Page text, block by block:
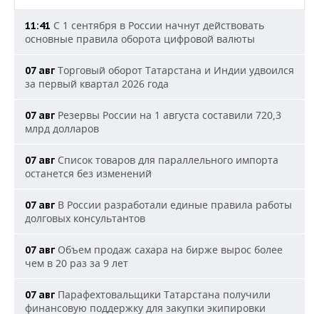
11:41 С 1 сентября в России начнут действовать
основные правила оборота цифровой валюты
07 авг Торговый оборот Татарстана и Индии удвоился
за первый квартал 2026 года
07 авг Резервы России на 1 августа составили 720,3
млрд долларов
07 авг Список товаров для параллельного импорта
останется без изменений
07 авг В России разработали единые правила работы
долговых консультантов
07 авг Объем продаж сахара на бирже вырос более
чем в 20 раз за 9 лет
07 авг Парафехтовальщики Татарстана получили
финансовую поддержку для закупки экипировки